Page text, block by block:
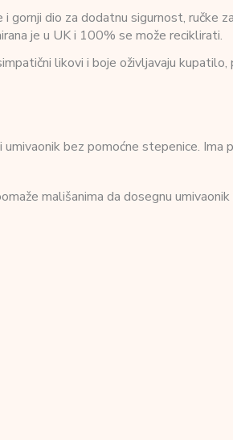
dio za dodatnu sigurnost, ručke
je u UK i 100% se može reciklirati.
likovi i boje oživljavaju kupatilo,
bez pomoćne stepenice.
mališanima da dosegnu